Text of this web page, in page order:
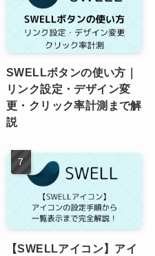
SWELLボタンの使い方｜
リンク設定・デザイン変
更・クリック率計測まで解
説
【SWELLアイコン】アイ